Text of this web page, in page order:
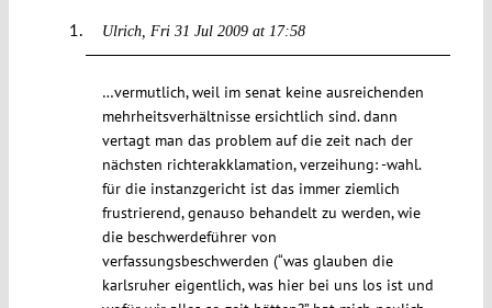
Ulrich Fri 31 Jul 2009 at 17:58
…vermutlich, weil im senat keine ausreichenden
mehrheitsverhältnisse ersichtlich sind. dann
vertagt man das problem auf die zeit nach der
nächsten richterakklamation, verzeihung: -wahl.
für die instanzgericht ist das immer ziemlich
frustrierend, genauso behandelt zu werden, wie
die beschwerdeführer von
verfassungsbeschwerden (“was glauben die
karlsruher eigentlich, was hier bei uns los ist und